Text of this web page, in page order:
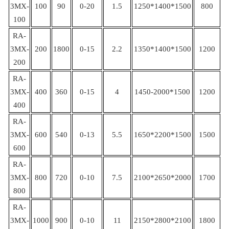
3MX-
100
100 90 0-20 1.5 1250*1400*1500 800
RA-
3MX-
200
200 1800 0-15 2.2 1350*1400*1500 1200
RA-
3MX-
400
400 360 0-15 4 1450-2000*1500 1200
RA-
3MX-
600
600 540 0-13 5.5 1650*2200*1500 1500
RA-
3MX-
800
800 720 0-10 7.5 2100*2650*2000 1700
RA-
3MX- 1000 900 0-10 11 2150*2800*2100 1800